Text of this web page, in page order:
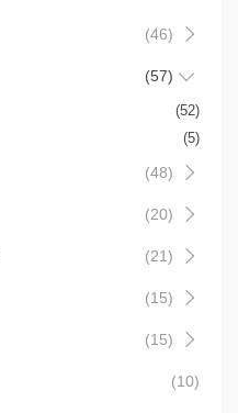
(46)
(57)
(52)
(5)
(48)
(20)
(21)
(15)
(15)
(10)